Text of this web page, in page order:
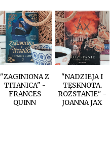
"ZAGINIONA Z
TITANICA" -
FRANCES
QUINN
"NADZIEJA I
TĘSKNOTA.
ROZSTANIE" -
JOANNA JAX